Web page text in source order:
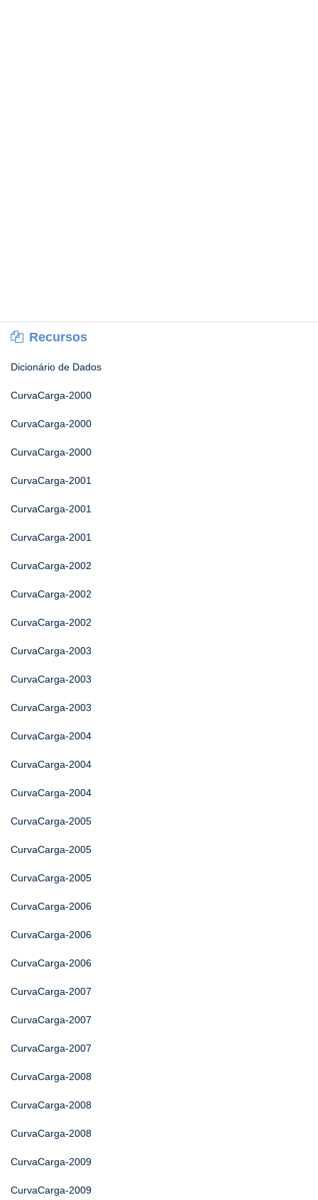
Recursos
Dicionário de Dados
CurvaCarga-2000
CurvaCarga-2000
CurvaCarga-2000
CurvaCarga-2001
CurvaCarga-2001
CurvaCarga-2001
CurvaCarga-2002
CurvaCarga-2002
CurvaCarga-2002
CurvaCarga-2003
CurvaCarga-2003
CurvaCarga-2003
CurvaCarga-2004
CurvaCarga-2004
CurvaCarga-2004
CurvaCarga-2005
CurvaCarga-2005
CurvaCarga-2005
CurvaCarga-2006
CurvaCarga-2006
CurvaCarga-2006
CurvaCarga-2007
CurvaCarga-2007
CurvaCarga-2007
CurvaCarga-2008
CurvaCarga-2008
CurvaCarga-2008
CurvaCarga-2009
CurvaCarga-2009